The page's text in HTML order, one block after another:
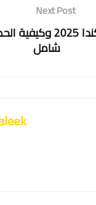
Next Post
أنواع تأشيرات كندا
شامل